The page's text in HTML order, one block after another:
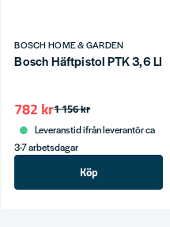
BOSCH HOME & GARDEN
Bosch Häftpistol PTK 3,6 LI
1 156 kr
782 kr
Leveranstid ifrån leverantör ca
3-7 arbetsdagar
Köp